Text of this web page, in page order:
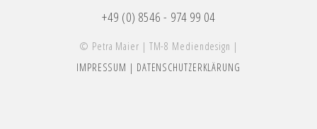
© Petra Maier | TM-8 Mediendesign |